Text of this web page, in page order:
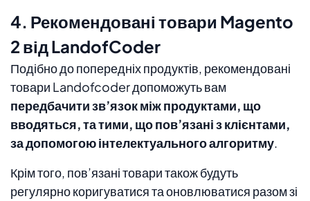
4. Рекомендовані товари Magento
2 від LandofCoder
Подібно до попередніх продуктів, рекомендовані
товари Landofcoder допоможуть вам
передбачити зв’язок між продуктами, що
вводяться, та тими, що пов’язані з клієнтами,
за допомогою інтелектуального алгоритму.
Крім того, пов’язані товари також будуть
регулярно коригуватися та оновлюватися разом зі